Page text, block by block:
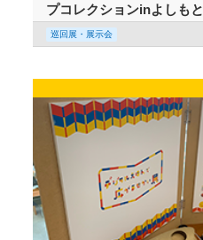
プコレクションinよしもと
巡回展・展示会